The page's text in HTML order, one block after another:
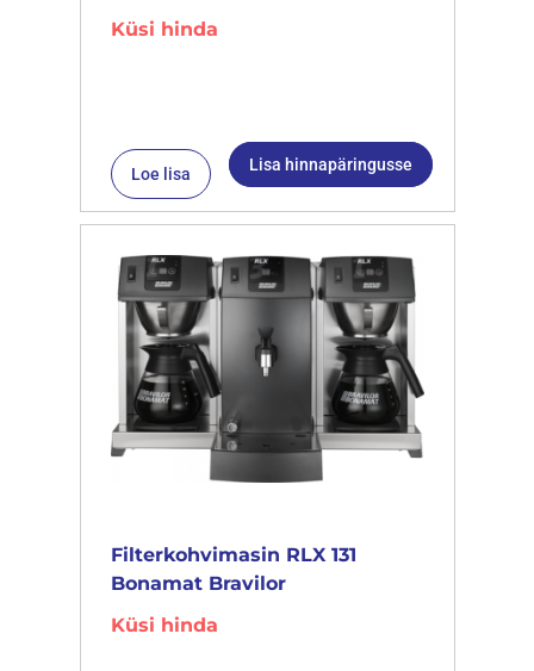
Küsi hinda
Loe lisa Lisa hinnapäringusse
Filterkohvimasin RLX 131
Bonamat Bravilor
Küsi hinda